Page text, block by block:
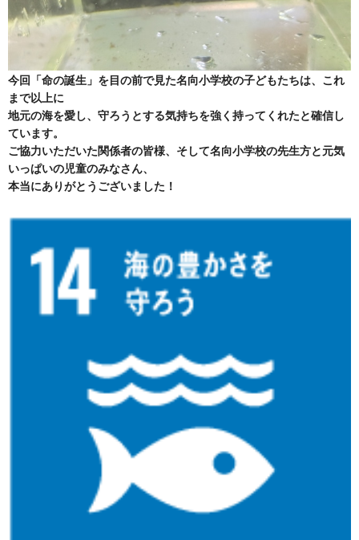
今回「命の誕生」を目の前で見た名向小学校の子どもたちは、これ
まで以上に
地元の海を愛し、守ろうとする気持ちを強く持ってくれたと確信し
ています。
ご協力いただいた関係者の皆様、そして名向小学校の先生方と元気
いっぱいの児童のみなさん、
本当にありがとうございました！